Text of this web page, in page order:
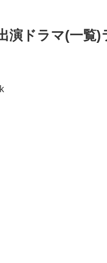
演ドラマ(一覧)